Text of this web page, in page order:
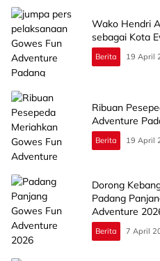
Wako Hendri
sebagai Kota
Berita 19 April
Ribuan
Adventure
Berita 19 April
Dorong
Padang
Adventure
Berita 7 April